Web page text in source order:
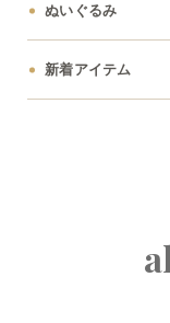
ぬいぐるみ
新着アイテム